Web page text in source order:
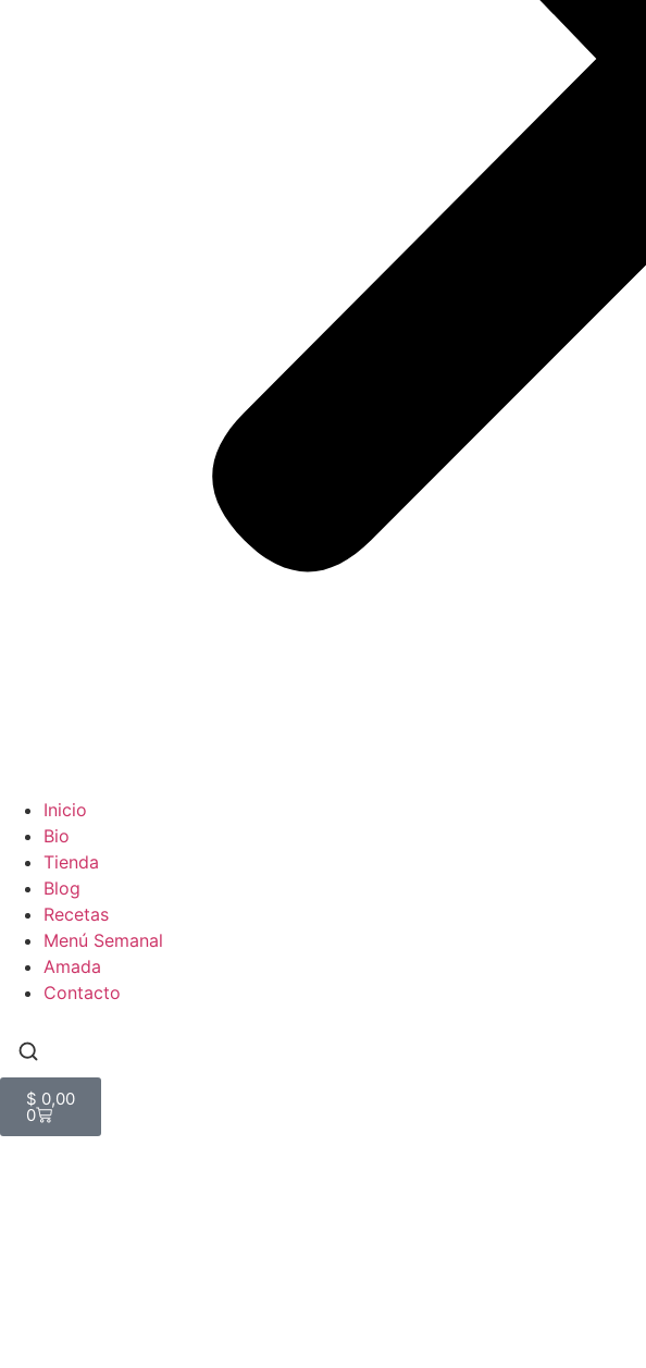
Inicio
Bio
Tienda
Blog
Recetas
Menú Semanal
Amada
Contacto
$ 0,00
0